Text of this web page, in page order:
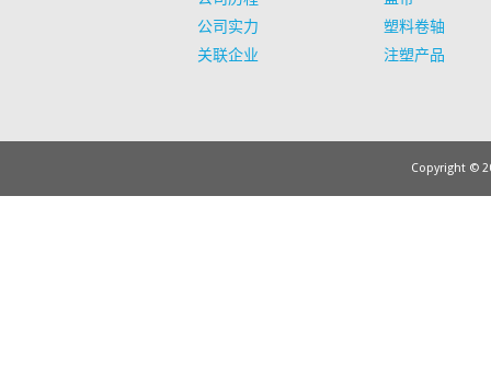
公司实力
关联企业
塑料卷轴
注塑产品
Copyright ©